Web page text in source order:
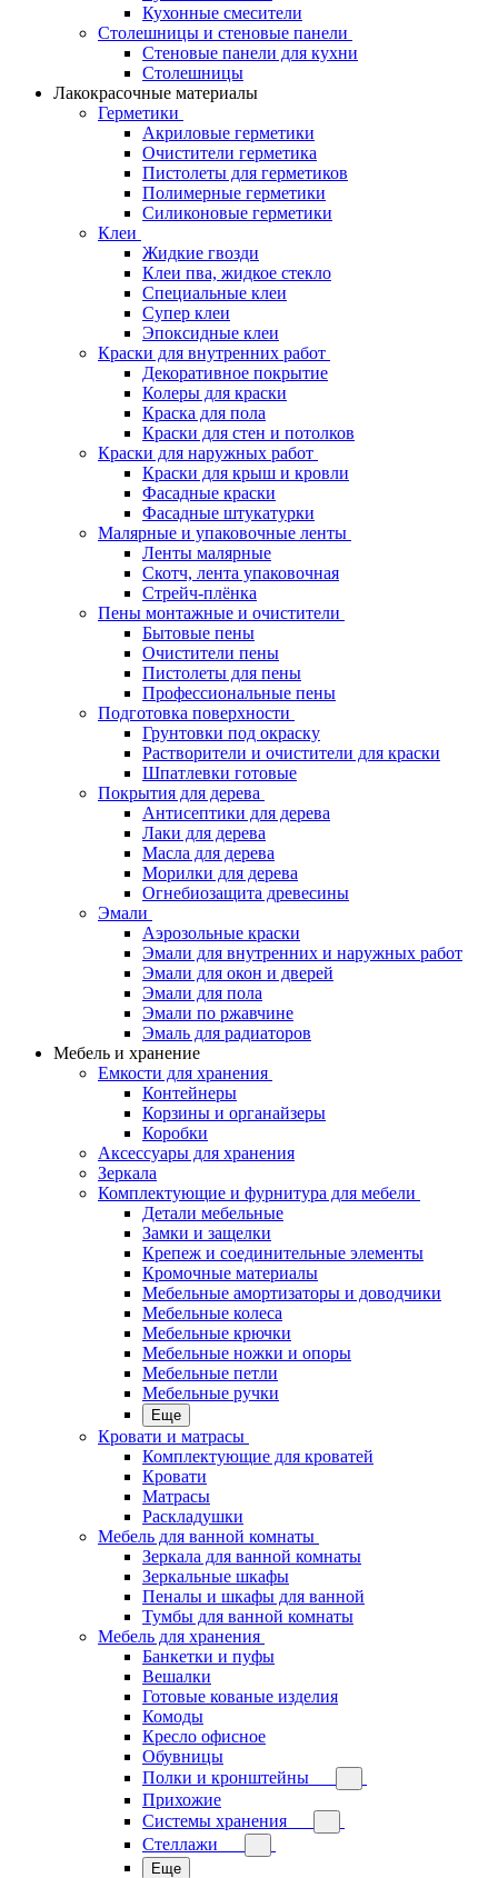
Кухонные смесители
Столешницы и стеновые панели
Стеновые панели для кухни
Столешницы
Лакокрасочные материалы
Герметики
Акриловые герметики
Очистители герметика
Пистолеты для герметиков
Полимерные герметики
Силиконовые герметики
Клеи
Жидкие гвозди
Клеи пва, жидкое стекло
Специальные клеи
Супер клеи
Эпоксидные клеи
Краски для внутренних работ
Декоративное покрытие
Колеры для краски
Краска для пола
Краски для стен и потолков
Краски для наружных работ
Краски для крыш и кровли
Фасадные краски
Фасадные штукатурки
Малярные и упаковочные ленты
Ленты малярные
Скотч, лента упаковочная
Стрейч-плёнка
Пены монтажные и очистители
Бытовые пены
Очистители пены
Пистолеты для пены
Профессиональные пены
Подготовка поверхности
Грунтовки под окраску
Растворители и очистители для краски
Шпатлевки готовые
Покрытия для дерева
Антисептики для дерева
Лаки для дерева
Масла для дерева
Морилки для дерева
Огнебиозащита древесины
Эмали
Аэрозольные краски
Эмали для внутренних и наружных работ
Эмали для окон и дверей
Эмали для пола
Эмали по ржавчине
Эмаль для радиаторов
Мебель и хранение
Емкости для хранения
Контейнеры
Корзины и органайзеры
Коробки
Аксессуары для хранения
Зеркала
Комплектующие и фурнитура для мебели
Детали мебельные
Замки и защелки
Крепеж и соединительные элементы
Кромочные материалы
Мебельные амортизаторы и доводчики
Мебельные колеса
Мебельные крючки
Мебельные ножки и опоры
Мебельные петли
Мебельные ручки
Еще
Кровати и матрасы
Комплектующие для кроватей
Кровати
Матрасы
Раскладушки
Мебель для ванной комнаты
Зеркала для ванной комнаты
Зеркальные шкафы
Пеналы и шкафы для ванной
Тумбы для ванной комнаты
Мебель для хранения
Банкетки и пуфы
Вешалки
Готовые кованые изделия
Комоды
Кресло офисное
Обувницы
Полки и кронштейны
Прихожие
Системы хранения
Стеллажи
Еще